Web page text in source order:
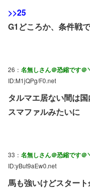
>>25
G1どころか、条件戦
26： 名無しさん＠恐縮です＠
ID:M1jQPg/F0.net
タルマエ居ない間は
スマファルみたいに
33： 名無しさん＠恐縮です＠
ID:yBut9aEw0.net
馬も強いけどスター